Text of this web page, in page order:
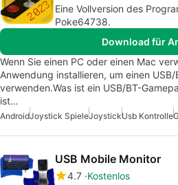
Eine Vollversion des
Poke64738.
Download für
Wenn Sie einen PC oder einen Mac
Anwendung installieren, um einen
verwenden.Was ist ein USB/BT-
ist…
AndroidJoystick SpieleJoystickUsb Kontrolle
USB Mobile Monitor
4.7 Kostenlos